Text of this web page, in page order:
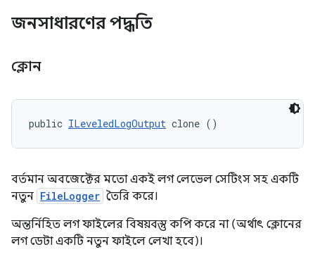
জনসাধারণের পদ্ধতি
ক্লোন
public ILeveledLogOutput clone ()
বর্তমান অবজেক্টের মতো একই লগ লেভেল সেটিংস সহ একটি
নতুন FileLogger তৈরি করে।
অন্তর্নিহিত লগ ফাইলের বিষয়বস্তু কপি করে না (অর্থাৎ ক্লোনের
লগ ডেটা একটি নতুন ফাইলে লেখা হবে)।